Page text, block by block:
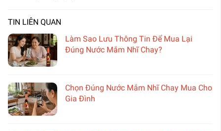
TIN LIÊN QUAN
Làm Sao Lưu Thông Tin Để Mua Lại
Đúng Nước Mắm Nhĩ Chay?
Chọn Đúng Nước Mắm Nhĩ Chay Mua Cho
Gia Đình